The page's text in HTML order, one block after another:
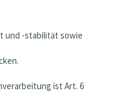
und -stabilität sowie
ist Art. 6